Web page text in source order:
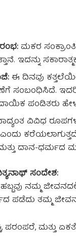
ಮಕರ
ಇದನ್ನು
ಈ ದಿನವು
ಸಂಬಂಧಿಸಿದೆ.
ಪಂಡಿತರು
ವಿವಿಧ
ದಾನ-ಧರ್ಮದ
ಸಂದೇಶ:
ನಮ್ಮ
ತಮ್ಮ
ಪರಂಪರೆ, ಮತ್ತು